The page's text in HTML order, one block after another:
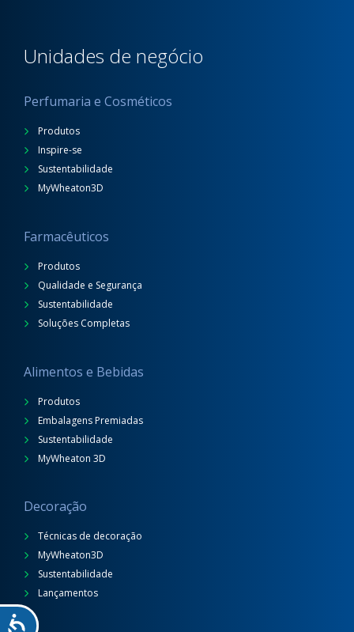
Unidades de negócio
Perfumaria e Cosméticos
Produtos
Inspire-se
Sustentabilidade
MyWheaton3D
Farmacêuticos
Produtos
Qualidade e Segurança
Sustentabilidade
Soluções Completas
Alimentos e Bebidas
Produtos
Embalagens Premiadas
Sustentabilidade
MyWheaton 3D
Decoração
Técnicas de decoração
MyWheaton3D
Sustentabilidade
Lançamentos